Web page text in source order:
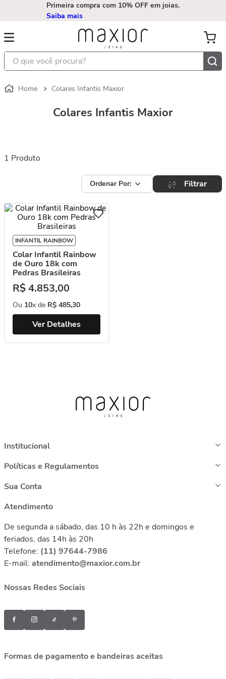
Primeira compra com 10% OFF em joias.
Saiba mais
O que você procura?
Colares Infantis Maxior
Colares Infantis Maxior
1 Produto
Filtrar
INFANTIL RAINBOW
Colar Infantil Rainbow
de Ouro 18k com
Pedras Brasileiras
R$4.853,00
Ou 10x de R$ 485,30
Ver Detalhes
Institucional
Políticas e Regulamentos
Sua Conta
Atendimento
De segunda a sábado, das 10 h às 22h e domingos e
feriados, das 14h às 20h
Telefone: (11) 97644-7986
E-mail: atendimento@maxior.com.br
Nossas Redes Sociais
Formas de pagamento e bandeiras aceitas